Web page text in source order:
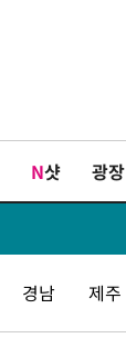
N샷 광장
경남 제주